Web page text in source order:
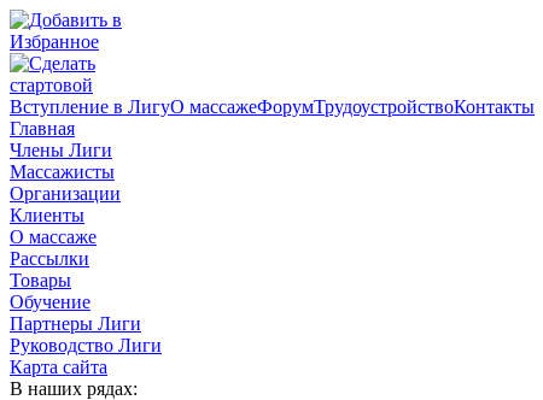
Вступление в ЛигуО массажеФорумТрудоустройствоКонтакты
Главная
Члены Лиги
Массажисты
Организации
Клиенты
О массаже
Рассылки
Товары
Обучение
Партнеры Лиги
Руководство Лиги
Карта сайта
В наших рядах: